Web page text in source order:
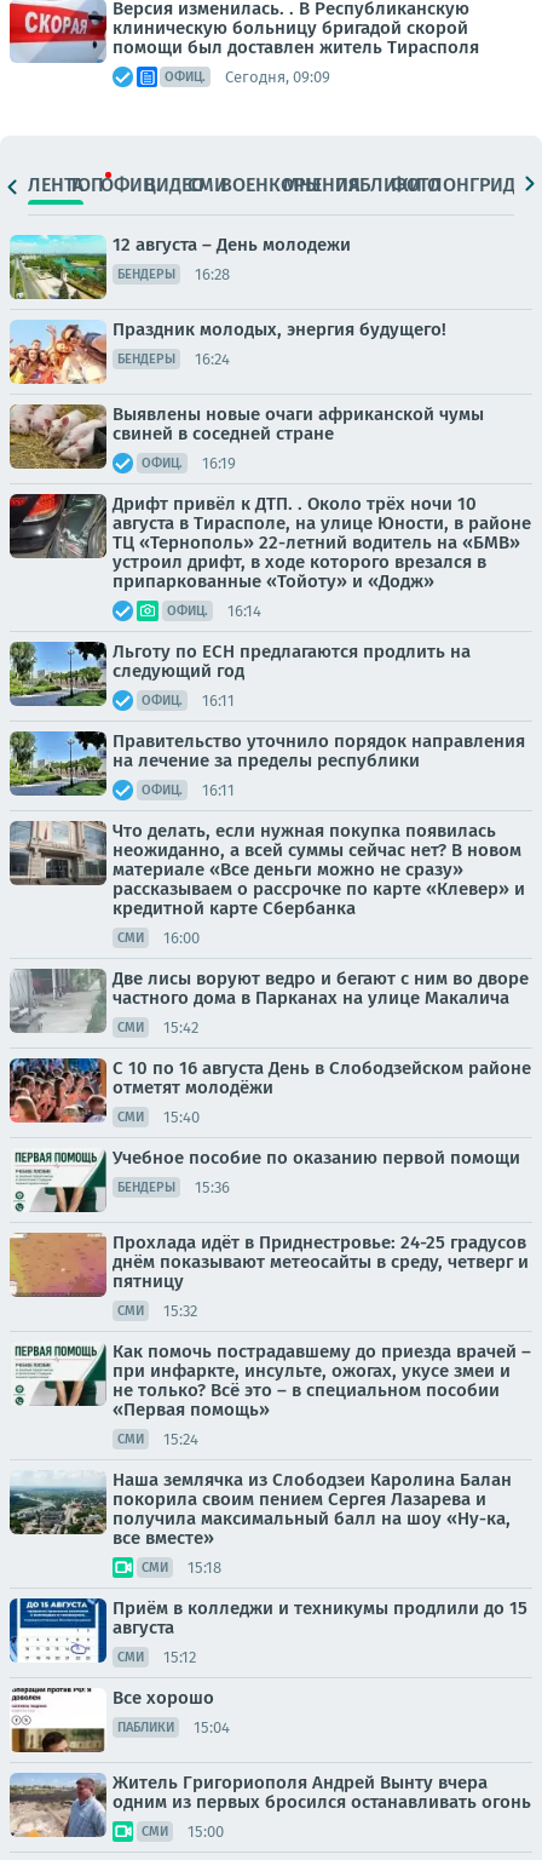
Версия изменилась. . В Республиканскую
клиническую больницу бригадой скорой
помощи был доставлен житель Тирасполя
ОФИЦ. Сегодня, 09:09
ЛЕНТАТОПОФИЦ.ВИДЕОСМИВОЕНКОРЫМНЕНИЯПАБЛИКИ
ФОТОЛОНГРИДЫ
12 августа – День молодежи
БЕНДЕРЫ 16:28
Праздник молодых, энергия будущего!
БЕНДЕРЫ 16:24
Выявлены новые очаги африканской чумы
свиней в соседней стране
ОФИЦ. 16:19
Дрифт привёл к ДТП. . Около трёх ночи 10
августа в Тирасполе, на улице Юности, в районе
ТЦ «Тернополь» 22-летний водитель на «БМВ»
устроил дрифт, в ходе которого врезался в
припаркованные «Тойоту» и «Додж»
ОФИЦ. 16:14
Льготу по ЕСН предлагаются продлить на
следующий год
ОФИЦ. 16:11
Правительство уточнило порядок направления
на лечение за пределы республики
ОФИЦ. 16:11
Что делать, если нужная покупка появилась
неожиданно, а всей суммы сейчас нет? В новом
материале «Все деньги можно не сразу»
рассказываем о рассрочке по карте «Клевер» и
кредитной карте Сбербанка
СМИ 16:00
Две лисы воруют ведро и бегают с ним во дворе
частного дома в Парканах на улице Макалича
СМИ 15:42
С 10 по 16 августа День в Слободзейском районе
отметят молодёжи
СМИ 15:40
Учебное пособие по оказанию первой помощи
БЕНДЕРЫ 15:36
Прохлада идёт в Приднестровье: 24-25 градусов
днём показывают метеосайты в среду, четверг и
пятницу
СМИ 15:32
Как помочь пострадавшему до приезда врачей –
при инфаркте, инсульте, ожогах, укусе змеи и
не только? Всё это – в специальном пособии
«Первая помощь»
СМИ 15:24
Наша землячка из Слободзеи Каролина Балан
покорила своим пением Сергея Лазарева и
получила максимальный балл на шоу «Ну-ка,
все вместе»
СМИ 15:18
Приём в колледжи и техникумы продлили до 15
августа
СМИ 15:12
Все хорошо
ПАБЛИКИ 15:04
Житель Григориополя Андрей Вынту вчера
одним из первых бросился останавливать огонь
СМИ 15:00